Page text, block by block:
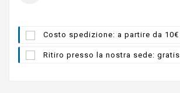
Costo spedizione: a partire da 10€
Ritiro presso la nostra sede: gratis